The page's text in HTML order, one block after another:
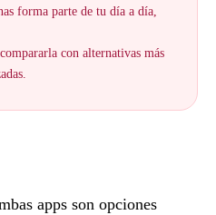
forma parte de tu día a día,
con alternativas más
apps son opciones